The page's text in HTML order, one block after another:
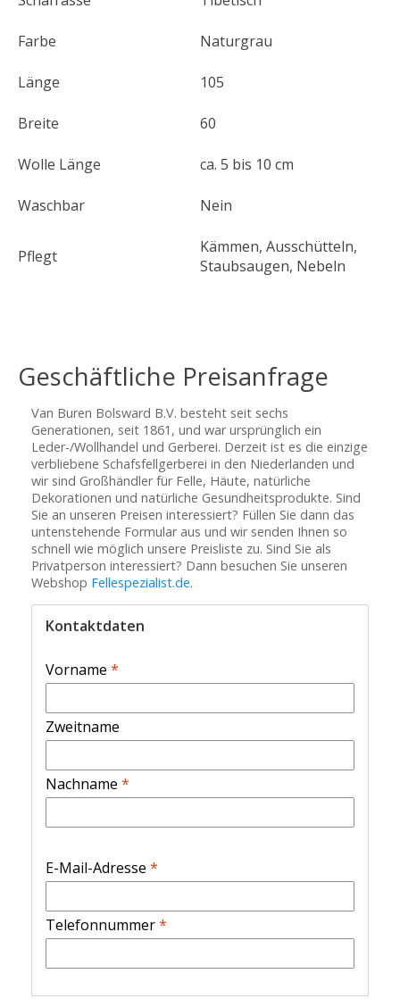
Farbe Naturgrau
Länge 105
Breite 60
Wolle Länge ca. 5 bis 10 cm
Waschbar Nein
Pflegt
Kämmen, Ausschütteln,
Staubsaugen, Nebeln
Geschäftliche Preisanfrage
Van Buren Bolsward B.V. besteht seit sechs
Generationen, seit 1861, und war ursprünglich ein
Leder-/Wollhandel und Gerberei. Derzeit ist es die einzige
verbliebene Schafsfellgerberei in den Niederlanden und
wir sind Großhändler für Felle, Häute, natürliche
Dekorationen und natürliche Gesundheitsprodukte. Sind
Sie an unseren Preisen interessiert? Füllen Sie dann das
untenstehende Formular aus und wir senden Ihnen so
schnell wie möglich unsere Preisliste zu. Sind Sie als
Privatperson interessiert? Dann besuchen Sie unseren
Webshop Fellespezialist.de.
Kontaktdaten
Vorname *
Zweitname
Nachname *
E-Mail-Adresse *
Telefonnummer*